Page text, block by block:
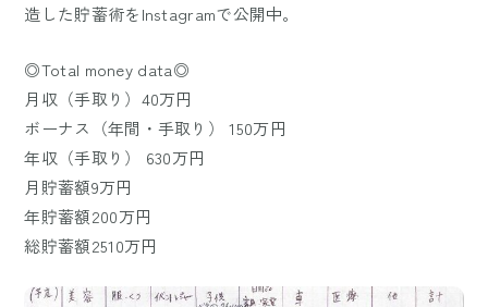
造した貯蓄術をInstagramで公開中。
◎Total money data◎
月収（手取り）40万円
ボーナス（年間・手取り） 150万円
年収（手取り） 630万円
月貯蓄額9万円
年貯蓄額200万円
総貯蓄額2510万円